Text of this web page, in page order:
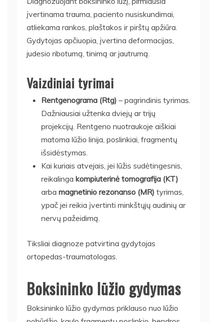
įvertinama trauma, paciento nusiskundimai,
atliekama rankos, plaštakos ir pirštų apžiūra.
Gydytojas apčiuopia, įvertina deformacijas,
judesio ribotumą, tinimą ar jautrumą.
Vaizdiniai tyrimai
Rentgenograma (Rtg) – pagrindinis tyrimas.
Dažniausiai užtenka dviejų ar trijų
projekcijų. Rentgeno nuotraukoje aiškiai
matoma lūžio linija, poslinkiai, fragmentų
išsidėstymas.
Kai kuriais atvejais, jei lūžis sudėtingesnis,
reikalinga kompiuterinė tomografija (KT)
arba magnetinio rezonanso (MR) tyrimas,
ypač jei reikia įvertinti minkštųjų audinių ar
nervų pažeidimą.
Tiksliai diagnoze patvirtina gydytojas
ortopedas-traumatologas.
Boksininko lūžio gydymas
Boksininko lūžio gydymas priklauso nuo lūžio